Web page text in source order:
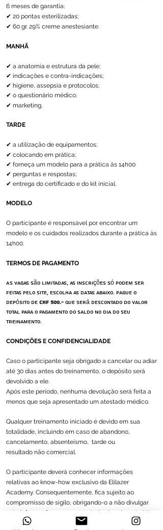
6 meses de garantia;
✔ 20 pontas esterilizadas;
✔ 60 gr. 29% creme anestesiante.
MANHÃ
✔ a anatomia e estrutura da pele;
✔ indicações e contra-indicações;
✔ higiene, assepsia e protocolos;
✔ o questionário médico;
✔ marketing.
TARDE
✔ a utilização de equipamentos;
✔ colocando em prática;
✔ forneça um modelo para a prática às 14h00
✔ perguntas e respostas;
✔ entrega do certificado e do kit inicial.
MODELO
O participante é responsável por encontrar um
modelo e os cuidados realizados durante a prática às
14h00.
TERMOS DE PAGAMENTO
As vagas são limitadas, as inscrições só podem ser
feitas pelo site, escolha as datas abaixo. Pague o
depósito de CHF 500.- que será descontado do valor
total para o pagamento do saldo no dia do seu
treinamento.
CONDIÇÕES E CONFIDENCIALIDADE
Caso o participante seja obrigado a cancelar ou adiar
até 30 dias antes do treinamento, o depósito será
devolvido a ele.
Após este período, nenhuma devolução será feita a
menos que seja apresentado um atestado médico.
Qualquer treinamento iniciado é devido em sua
totalidade, incluindo em caso de abandono,
cancelamento, absenteísmo, tarde ou
resultado não comercial.
O participante deverá conhecer informações
relativas ao know-how exclusivo da Elilazer
Academy. Consequentemente, fica sujeito ao
compromisso de sigilo, obrigando-o a não divulgar
esta informação nem a reproduzir a brochura teórica
ou a transmiti-la nos termos da lei
(LCD artigo 241 do